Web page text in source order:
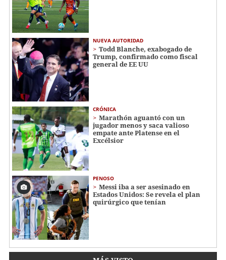
NUEVA AUTORIDAD
Todd Blanche, exabogado de
Trump, confirmado como fiscal
general de EE UU
CRÓNICA
Marathón aguantó con un
jugador menos y saca valioso
empate ante Platense en el
Excélsior
PENOSO
Messi iba a ser asesinado en
Estados Unidos: Se revela el plan
quirúrgico que tenían